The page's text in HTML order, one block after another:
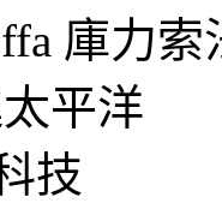
庫力索
平洋
技